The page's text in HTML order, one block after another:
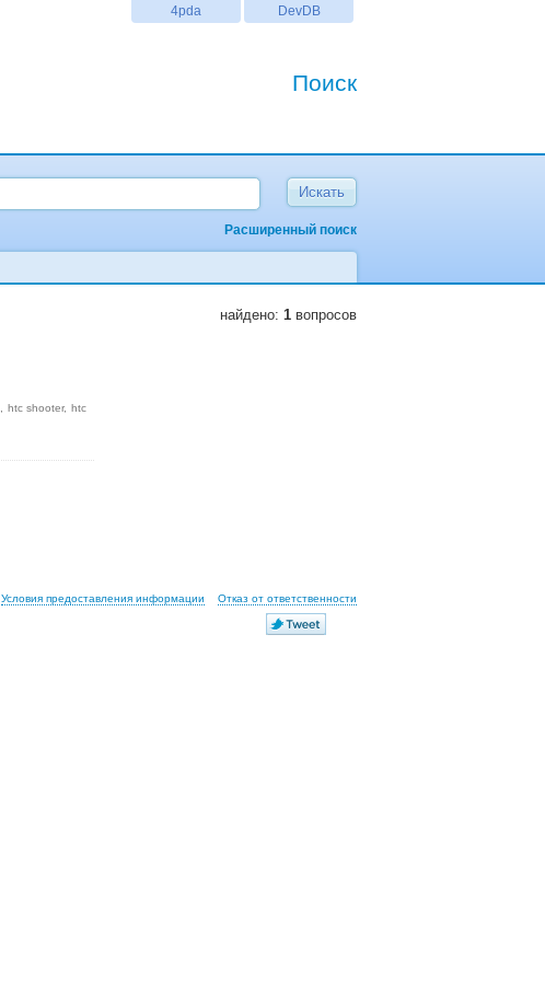
DevDB
4pda
Поиск
Расширенный поиск
найдено: 1 вопросов
htc shooter
htc
Условия предоставления информации Отказ от ответственности